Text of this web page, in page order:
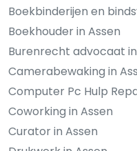
Boekbinderijen en
Boekhouder in Assen
Burenrecht advocaat
Camerabewaking in
Computer Pc Hulp
Coworking in Assen
Curator in Assen